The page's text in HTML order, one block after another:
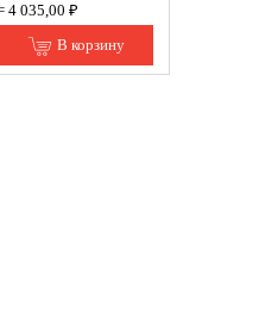
4 035,00 ₽
В корзину